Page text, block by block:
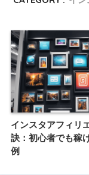
インスタアフィリ
訣：初心者でも稼
例